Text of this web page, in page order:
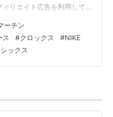
リエイト広告を利用して
・後払いサービス・特徴
ョップ名をクリックする
ます。 ※スマホの方は→
。 ショップ名 即日発送 後
ーチン
ス #クロックス #NIKE
ックス